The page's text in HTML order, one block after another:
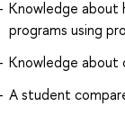
Knowledge about
programs using
Knowledge about
A student